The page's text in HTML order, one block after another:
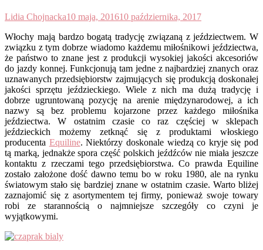
Lidia Chojnacka10 maja, 201610 października, 2017
Włochy mają bardzo bogatą tradycję związaną z jeździectwem. W
związku z tym dobrze wiadomo każdemu miłośnikowi jeździectwa,
że państwo to znane jest z produkcji wysokiej jakości akcesoriów
do jazdy konnej. Funkcjonują tam jedne z najbardziej znanych oraz
uznawanych przedsiębiorstw zajmujących się produkcją doskonałej
jakości sprzętu jeździeckiego. Wiele z nich ma dużą tradycję i
dobrze ugruntowaną pozycję na arenie międzynarodowej, a ich
nazwy są bez problemu kojarzone przez każdego miłośnika
jeździectwa. W ostatnim czasie co raz częściej w sklepach
jeździeckich możemy zetknąć się z produktami włoskiego
producenta Equiline. Niektórzy doskonale wiedzą co kryje się pod
tą marką, jednakże spora część polskich jeźdźców nie miała jeszcze
kontaktu z rzeczami tego przedsiębiorstwa. Co prawda Equiline
zostało założone dość dawno temu bo w roku 1980, ale na rynku
światowym stało się bardziej znane w ostatnim czasie. Warto bliżej
zaznajomić się z asortymentem tej firmy, ponieważ swoje towary
robi ze starannością o najmniejsze szczegóły co czyni je
wyjątkowymi.